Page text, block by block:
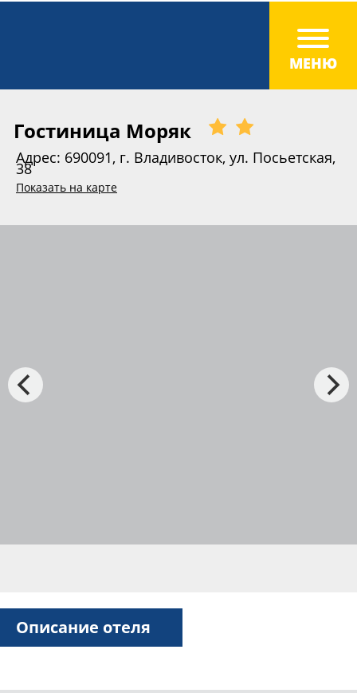
Гостиница Моряк
Адрес: 690091, г. Владивосток, ул. Посьетская,
38
Показать на карте
Описание отеля